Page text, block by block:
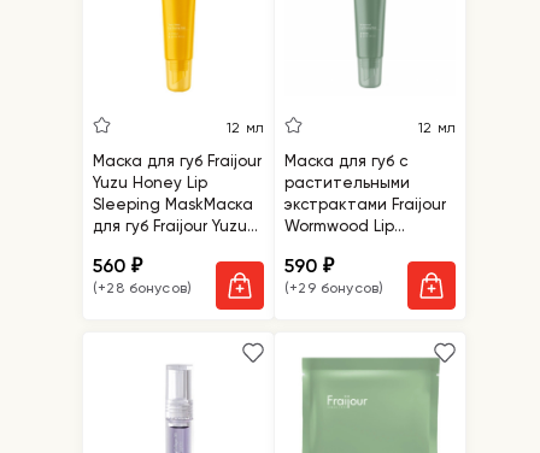
12 мл
Маска для губ Fraijour
Yuzu Honey Lip
Sleeping MaskМаска
для губ Fraijour Yuzu
Mask
560₽
(+28 бонусов)
12 мл
Маска для губ с
растительными
экстрактами Fraijour
Wormwood Lip
590₽
(+29 бонусов)